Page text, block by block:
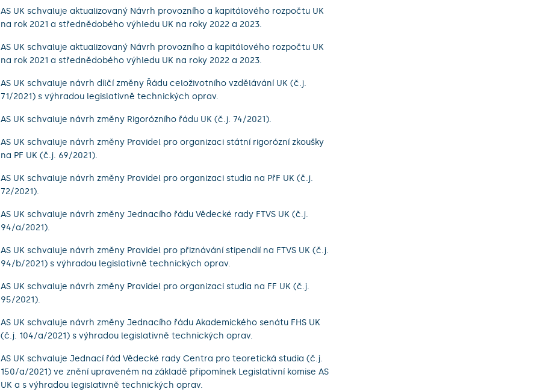
AS UK schvaluje aktualizovaný Návrh provozního a kapitálového rozpočtu UK
na rok 2021 a střednědobého výhledu UK na roky 2022 a 2023.
AS UK schvaluje aktualizovaný Návrh provozního a kapitálového rozpočtu UK
na rok 2021 a střednědobého výhledu UK na roky 2022 a 2023.
AS UK schvaluje návrh dílčí změny Řádu celoživotního vzdělávání UK (č.j.
71/2021) s výhradou legislativně technických oprav.
AS UK schvaluje návrh změny Rigorózního řádu UK (č.j. 74/2021).
AS UK schvaluje návrh změny Pravidel pro organizaci státní rigorózní zkoušky
na PF UK (č.j. 69/2021).
AS UK schvaluje návrh změny Pravidel pro organizaci studia na PřF UK (č.j.
72/2021).
AS UK schvaluje návrh změny Jednacího řádu Vědecké rady FTVS UK (č.j.
94/a/2021).
AS UK schvaluje návrh změny Pravidel pro přiznávání stipendií na FTVS UK (č.j.
94/b/2021) s výhradou legislativně technických oprav.
AS UK schvaluje návrh změny Pravidel pro organizaci studia na FF UK (č.j.
95/2021).
AS UK schvaluje návrh změny Jednacího řádu Akademického senátu FHS UK
(č.j. 104/a/2021) s výhradou legislativně technických oprav.
AS UK schvaluje Jednací řád Vědecké rady Centra pro teoretická studia (č.j.
150/a/2021) ve znění upraveném na základě připomínek Legislativní komise AS
UK a s výhradou legislativně technických oprav.